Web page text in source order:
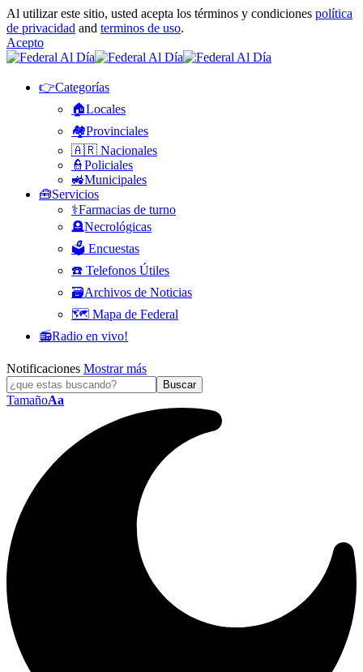
Al utilizar este sitio, usted acepta los términos y condiciones política
de privacidad and terminos de uso.
Acepto
👉Categorías
🏠Locales
🏘️Provinciales
🇦🇷 Nacionales
👮Policiales
🚜Municipales
🧰Servicios
⚕️Farmacias de turno
🪦Necrológicas
🗳️ Encuestas
☎️ Telefonos Útiles
🗃️Archivos de Noticias
🗺️ Mapa de Federal
📻Radio en vivo!
Notificaciones Mostrar más
TamañoAa